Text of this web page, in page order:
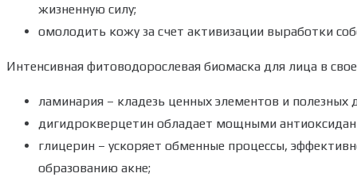
жизненную силу;
омолодить кожу за счет активизации выработки
Интенсивная фитоводорослевая биомаска для лица в
ламинария – кладезь ценных элементов и
дигидрокверцетин обладает мощными
глицерин – ускоряет обменные процессы,
образованию акне;